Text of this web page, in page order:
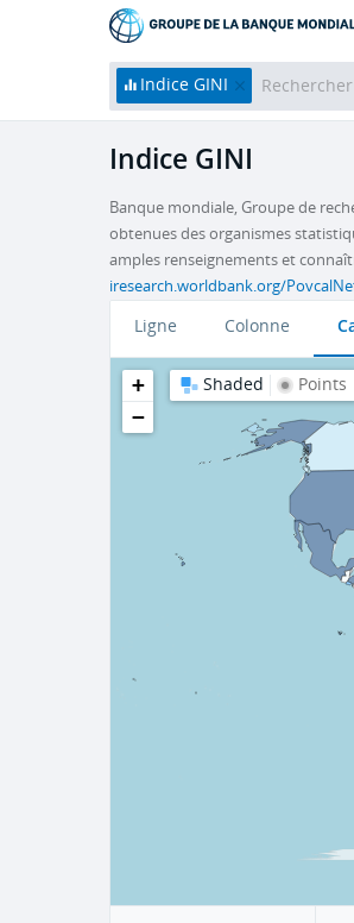
Indice GINI
Indice GINI
Banque mondiale, Groupe de
obtenues des organismes
amples renseignements et
iresearch.worldbank.org/
Ligne Colonne
Shaded Points
+
−